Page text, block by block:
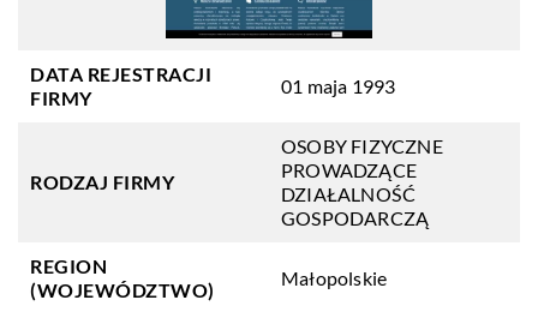
DATA REJESTRACJI
FIRMY
01 maja 1993
RODZAJ FIRMY
OSOBY FIZYCZNE
PROWADZĄCE
DZIAŁALNOŚĆ
GOSPODARCZĄ
REGION
(WOJEWÓDZTWO)
Małopolskie